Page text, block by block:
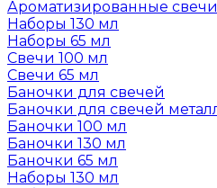
Ароматизированные свечи
Наборы 130 мл
Наборы 65 мл
Свечи 100 мл
Свечи 65 мл
Баночки для свечей
Баночки для свечей
Баночки 100 мл
Баночки 130 мл
Баночки 65 мл
Наборы 130 мл